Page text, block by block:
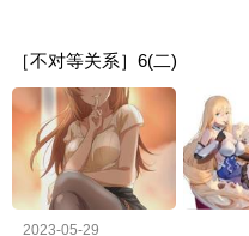
［不对等关系］6(二)
2023-05-29